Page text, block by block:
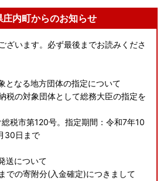
庄内町からのお知らせ
ざいます。必ず最後までお読みくださ
となる地方団体の指定について
税の対象団体として総務大臣の指定を
税市第120号。指定期間：令和7年10
30日まで
送について
での寄附分(入金確定)につきまして